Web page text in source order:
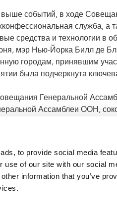
to provide social media
of our site with our social
information that you’ve
событий, в ходе
служба, а
средства и технологии в
мэр Нью-Йорка Билл де
городам, принявшим
была подчеркнута
Генеральной
Ассамблеи ООН,
новая амбициозная